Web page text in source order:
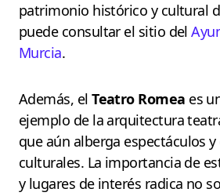
patrimonio histórico y cultural
puede consultar el sitio del
Murcia.
Además, elTeatro Romea es
ejemplo de la arquitectura
que aún alberga espectáculos
culturales. La importancia de
y lugares de interés radica no